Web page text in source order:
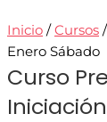
Inicio /Cursos
Enero Sábado
Curso